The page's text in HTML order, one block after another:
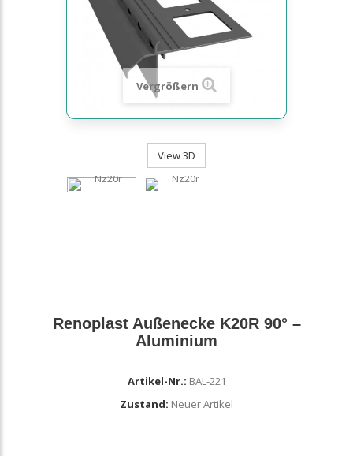
Vergrößern
View 3D
Renoplast Außenecke K20R 90° –
Aluminium
Artikel-Nr.: BAL-221
Zustand: Neuer Artikel